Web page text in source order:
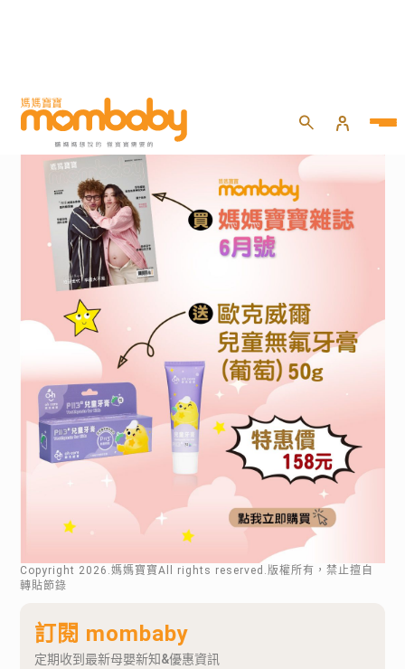
Copyright 2026 .媽媽寶寶All rights reserved.版權所有，禁止擅自
轉貼節錄
訂閱 mombaby
定期收到最新母嬰新知&優惠資訊